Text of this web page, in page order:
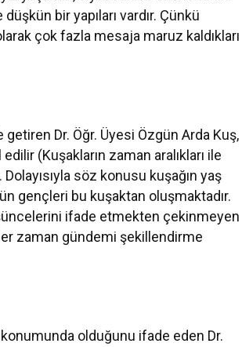
bir yapıları vardır. Çünkü
çok fazla mesaja maruz kaldıkları
Dr. Öğr. Üyesi Özgün Arda Kuş,
(Kuşakların zaman aralıkları ile
söz konusu kuşağın yaş
gençleri bu kuşaktan oluşmaktadır.
ifade etmekten çekinmeyen
zaman gündemi şekillendirme
olduğunu ifade eden Dr.